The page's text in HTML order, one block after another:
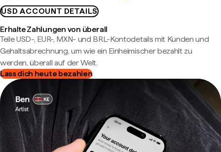
USD ACCOUNT DETAILS
Erhalte Zahlungen von überall
Teile USD-, EUR-, MXN- und BRL-Kontodetails mit Kunden und
Gehaltsabrechnung, um wie ein Einheimischer bezahlt zu
werden, überall auf der Welt.
Lass dich heute bezahlen